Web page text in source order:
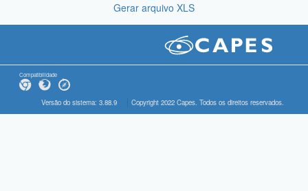
Gerar arquivo XLS
Compatibilidade
Versão do sistema: 3.88.9 Copyright 2022 Capes. Todos os direitos reservados.